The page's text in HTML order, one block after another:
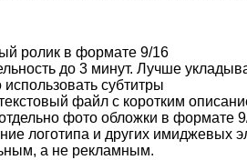
ролик в формате 9/16
до 3 минут. Лучше
субтитры
файл с коротким
фото обложки в формате
логотипа и других имиджевых
а не рекламным.